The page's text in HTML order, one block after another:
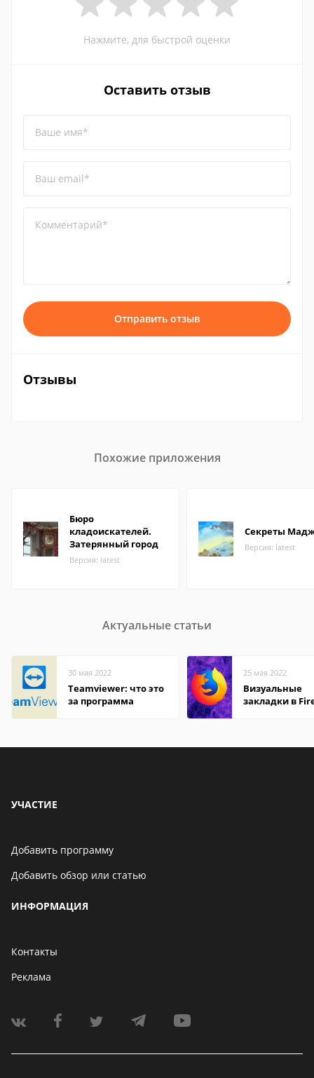
Нажмите, для быстрой оценки
Оставить отзыв
Ваше имя*
Ваш email*
Комментарий*
Отправить отзыв
Отзывы
Похожие приложения
Бюро
кладоискателей.
Затерянный город
Версия: latest
Секреты
Версия: latest
Актуальные статьи
30 мая 2022
Teamviewer: что это
за программа
25 мая 2022
Визуальные
закладки в
УЧАСТИЕ
Добавить программу
Добавить обзор или статью
ИНФОРМАЦИЯ
Контакты
Реклама